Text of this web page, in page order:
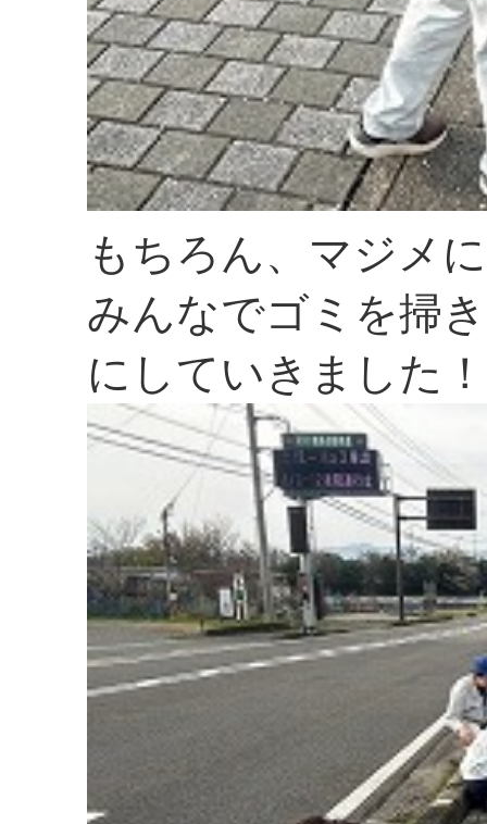
もちろん、マジメ
みんなでゴミを掃
にしていきました！